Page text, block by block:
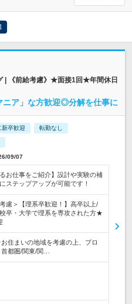
1
| 《前給考慮》★面接1回★年間休日
ニア」な方歓迎◎分解を仕事に
新卒歓迎 転勤なし
09/07
お仕事をご紹介】設計や実験の補
ステップアップが可能です！
慮＞【理系卒歓迎！】高卒以上/
卒・大学で理系を専攻された方★
まいの地域を考慮の上、プロ
都圏/関東/関…